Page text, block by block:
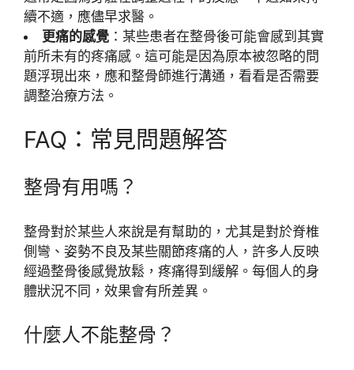
續不適，應儘早求醫。
更痛的感覺 ：某些患者在整骨後可能會感到其實
前所未有的疼痛感。這可能是因為原本被忽略的問
題浮現出來，應和整骨師進行溝通，看看是否需要
調整治療方法。
FAQ：常見問題解答
整骨有用嗎？
整骨對於某些人來說是有幫助的，尤其是對於脊椎
側彎、姿勢不良及某些關節疼痛的人，許多人反映
經過整骨後感覺放鬆，疼痛得到緩解。每個人的身
體狀況不同，效果會有所差異。
什麼人不能整骨？